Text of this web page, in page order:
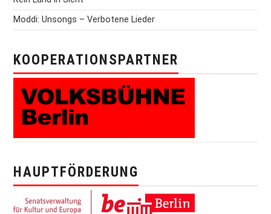
Moddi: Unsongs – Verbotene Lieder
KOOPERATIONSPARTNER
HAUPTFÖRDERUNG